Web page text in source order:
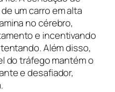
um carro em alta
no cérebro,
e incentivando
Além disso,
do tráfego mantém o
e desafiador,